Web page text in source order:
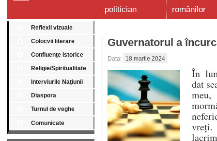
politician
românilor
Reflexii vizuale
Colocvii literare
Confluenţe istorice
Religie/Spiritualitate
Interviurile Naţiunii
Diaspora
Turnul de veghe
Comunicate
Guvernatorul a
Data: 18 martie 2024
În
dat